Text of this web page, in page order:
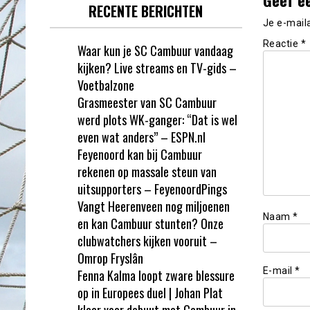
Je e-
Reactie *
Naam *
E-mail *
RECENTE BERICHTEN
Waar kun je SC Cambuur vandaag
kijken? Live streams en TV-gids –
Voetbalzone
Grasmeester van SC Cambuur
werd plots WK-ganger: “Dat is wel
even wat anders” – ESPN.nl
Feyenoord kan bij Cambuur
rekenen op massale steun van
uitsupporters – FeyenoordPings
Vangt Heerenveen nog miljoenen
en kan Cambuur stunten? Onze
clubwatchers kijken vooruit –
Omrop Fryslân
Fenna Kalma loopt zware blessure
op in Europees duel | Johan Plat